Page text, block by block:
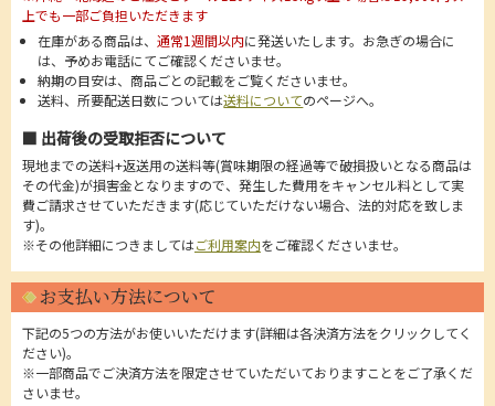
上でも一部ご負担いただきます
在庫がある商品は、通常1週間以内に発送いたします。お急ぎの場合に
は、予めお電話にてご確認くださいませ。
納期の目安は、商品ごとの記載をご覧くださいませ。
送料、所要配送日数については送料についてのページへ。
■ 出荷後の受取拒否について
現地までの送料+返送用の送料等(賞味期限の経過等で破損扱いとなる商品は
その代金)が損害金となりますので、発生した費用をキャンセル料として実
費ご請求させていただきます(応じていただけない場合、法的対応を致しま
す)。
※その他詳細につきましてはご利用案内をご確認くださいませ。
お支払い方法について
下記の5つの方法がお使いいただけます(詳細は各決済方法をクリックしてく
ださい)。
※一部商品でご決済方法を限定させていただいておりますことをご了承くだ
さいませ。